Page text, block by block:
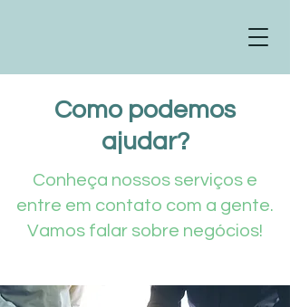
Como podemos
ajudar?
Conheça nossos serviços e
entre em contato com a gente.
Vamos falar sobre negócios!